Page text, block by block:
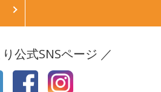
生後11ヶ月
公式SNSページ ／